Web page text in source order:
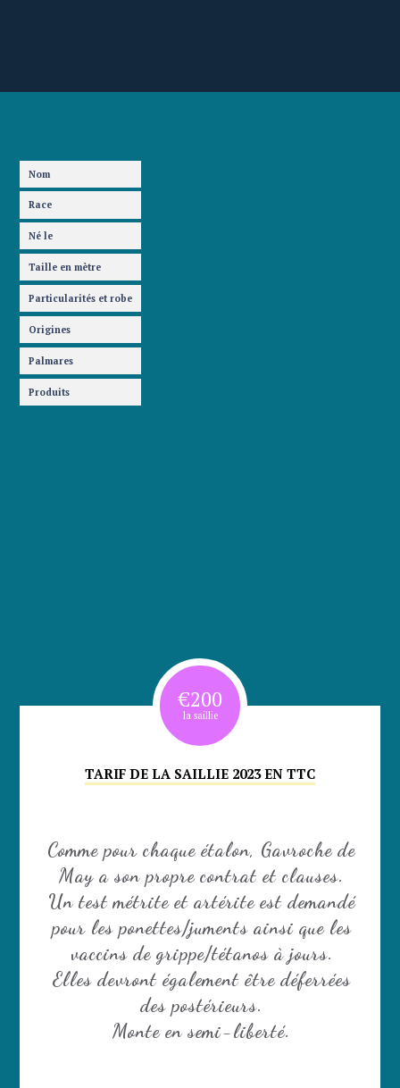
Nom
Race
Né le
Taille en mètre
Particularités et robe
Origines
Palmares
Produits
€200
la saillie
TARIF DE LA SAILLIE 2023 EN TTC
Comme pour chaque étalon, Gavroche de
May a son propre contrat et clauses.
Un test métrite et artérite est demandé
pour les ponettes/juments ainsi que les
vaccins de grippe/tétanos à jours.
Elles devront également être déferrées
des postérieurs.
Monte en semi-liberté.